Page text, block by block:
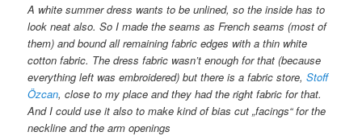
A white summer dress wants to be unlined, so the inside has to
look neat also. So I made the seams as French seams (most of
them) and bound all remaining fabric edges with a thin white
cotton fabric. The dress fabric wasn’t enough for that (because
everything left was embroidered) but there is a fabric store,Stoff
Özcan, close to my place and they had the right fabric for that.
And I could use it also to make kind of bias cut „facings“ for the
neckline and the arm openings